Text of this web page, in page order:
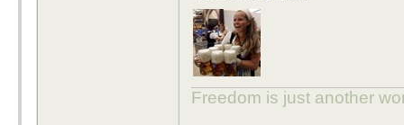
Freedom is just another